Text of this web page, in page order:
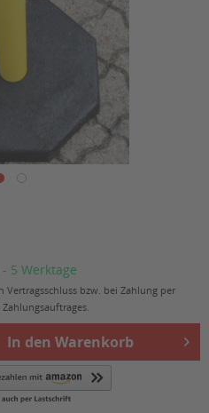
5 Werktage
Vertragsschluss bzw. bei Zahlung per
In den Warenkorb